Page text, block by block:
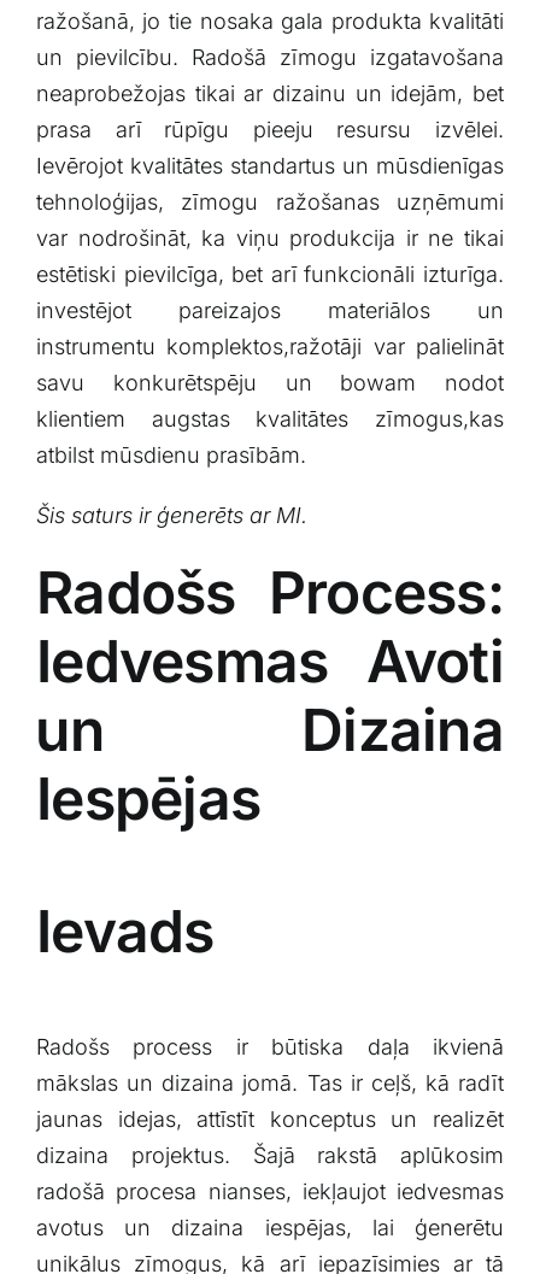
ražošanā, jo tie nosaka gala produkta kvalitāti
un pievilcību. Radošā zīmogu izgatavošana
neaprobežojas tikai ar‍ dizainu un idejām, bet‍
prasa arī rūpīgu pieeju resursu izvēlei.
Ievērojot ‌kvalitātes standartus un mūsdienīgas
tehnoloģijas,⁣ zīmogu ražošanas uzņēmumi
var⁤ nodrošināt, ka viņu produkcija ir ne tikai
estētiski pievilcīga, bet arī funkcionāli izturīga.
investējot ⁢pareizajos materiālos un
instrumentu⁤ komplektos,ražotāji var​ palielināt
‌savu konkurētspēju un bowam nodot
klientiem​ augstas ​kvalitātes⁢ zīmogus,kas
atbilst mūsdienu prasībām.
Šis saturs ir ģenerēts ar‍ MI.
Radošs Process:​
Iedvesmas ​Avoti
⁢un ⁣Dizaina
Iespējas
Ievads
Radošs‌ process ​ir ⁤būtiska daļa⁢ ikvienā⁢
mākslas ⁣un⁤ dizaina jomā. Tas‍ ir ceļš, kā‌ radīt
jaunas idejas, attīstīt​ konceptus​ un realizēt
dizaina projektus. Šajā rakstā aplūkosim
radošā procesa nianses,​ iekļaujot iedvesmas
avotus ‍un dizaina iespējas, lai​ ģenerētu
unikālus zīmogus, kā arī⁢ iepazīsimies ​ar tā